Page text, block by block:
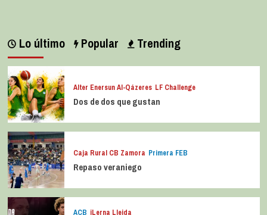
Lo último Popular Trending
Alter Enersun Al-Qázeres LF Challenge
Dos de dos que gustan
Caja Rural CB Zamora Primera FEB
Repaso veraniego
ACB iLerna Lleida